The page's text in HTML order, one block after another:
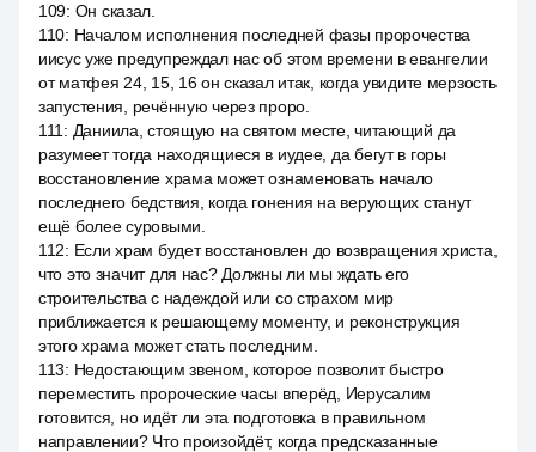
109: Он сказал.
110: Началом исполнения последней фазы пророчества
иисус уже предупреждал нас об этом времени в евангелии
от матфея 24, 15, 16 он сказал итак, когда увидите мерзость
запустения, речённую через проро.
111 : Даниила, стоящую на святом месте, читающий да
разумеет тогда находящиеся в иудее, да бегут в горы
восстановление храма может ознаменовать начало
последнего бедствия, когда гонения на верующих станут
ещё более суровыми.
112: Если храм будет восстановлен до возвращения христа,
что это значит для нас? Должны ли мы ждать его
строительства с надеждой или со страхом мир
приближается к решающему моменту, и реконструкция
этого храма может стать последним.
113: Недостающим звеном, которое позволит быстро
переместить пророческие часы вперёд, Иерусалим
готовится, но идёт ли эта подготовка в правильном
направлении? Что произойдёт, когда предсказанные